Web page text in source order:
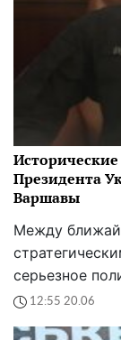
Президента
Варшавы
Между
серьезное
12:55 20.06